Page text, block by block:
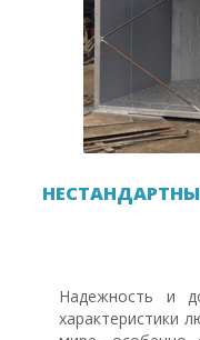
Надежность и
характеристики